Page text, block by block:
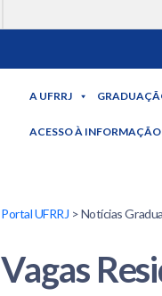
A UFRRJ
ACESSO À INFORMAÇÃO
Portal UFRRJ > Notícias
Vagas